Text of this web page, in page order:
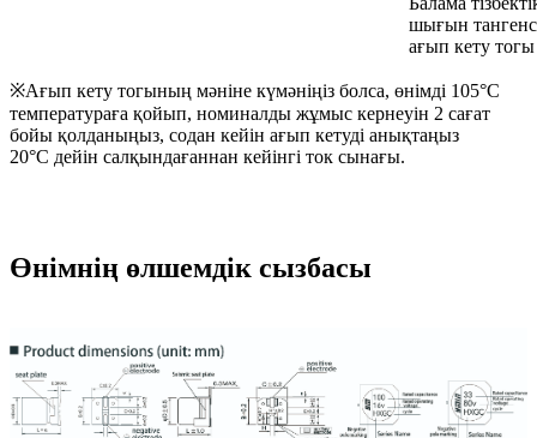
шығын
ағып кету тогы
※Ағып кету тогының мәніне күмәніңіз болса, өнімді 105°C
температураға қойып, номиналды жұмыс кернеуін 2 сағат
бойы қолданыңыз, содан кейін ағып кетуді анықтаңыз
20°C дейін салқындағаннан кейінгі ток сынағы.
Өнімнің өлшемдік сызбасы